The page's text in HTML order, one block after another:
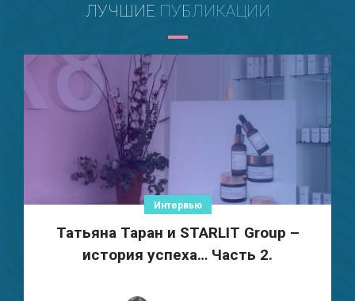
ЛУЧШИЕ ПУБЛИКАЦИИ
Интервью
Татьяна Таран и STARLIT Group –
история успеха… Часть 2.